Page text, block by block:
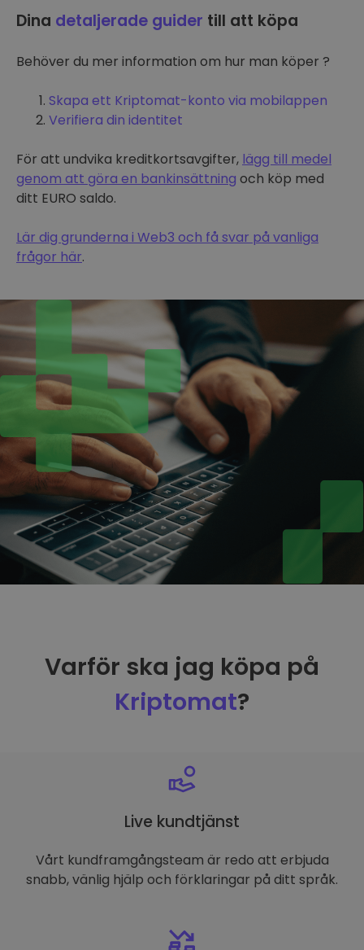
Dina detaljerade guider till att köpa
Behöver du mer information om hur man köper ?
Skapa ett Kriptomat-konto via mobilappen
Verifiera din identitet
För att undvika kreditkortsavgifter, lägg till medel
genom att göra en bankinsättning och köp med
ditt EURO saldo.
Lär dig grunderna i Web3 och få svar på vanliga
frågor här.
Varför ska jag köpa på
Kriptomat?
Live kundtjänst
Vårt kundframgångsteam är redo att erbjuda
snabb, vänlig hjälp och förklaringar på ditt språk.